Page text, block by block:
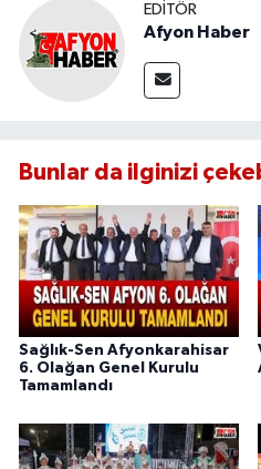
EDITÖR
Afyon Haber
Bunlar da ilginizi
Sağlık-Sen Afyonkarahisar
6. Olağan Genel Kurulu
Tamamlandı